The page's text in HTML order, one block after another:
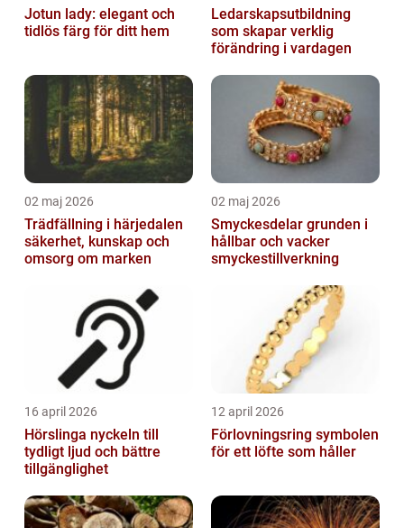
Jotun lady: elegant och
tidlös färg för ditt hem
Ledarskapsutbildning
som skapar verklig
förändring i vardagen
02 maj 2026
Trädfällning i härjedalen
säkerhet, kunskap och
omsorg om marken
02 maj 2026
Smyckesdelar grunden i
hållbar och vacker
smyckestillverkning
16 april 2026
Hörslinga nyckeln till
tydligt ljud och bättre
tillgänglighet
12 april 2026
Förlovningsring symbolen
för ett löfte som håller